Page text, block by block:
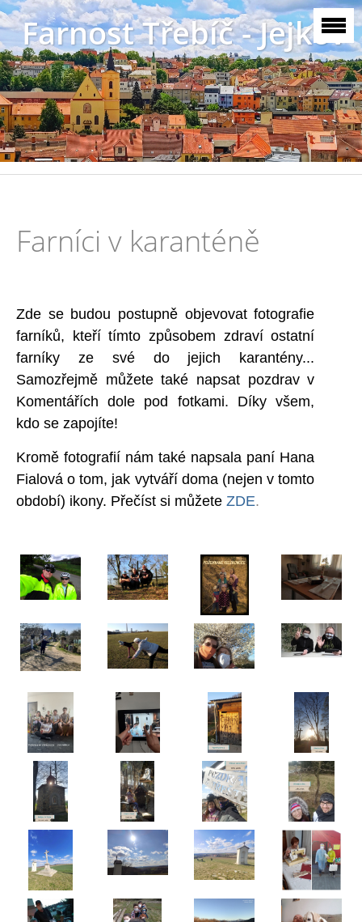
Farnost Třebíč - Jejkov
Farníci v karanténě
Zde se budou postupně objevovat fotografie
farníků, kteří tímto způsobem zdraví ostatní
farníky ze své do jejich karantény...
Samozřejmě můžete také napsat pozdrav v
Komentářích dole pod fotkami. Díky všem,
kdo se zapojíte!
Kromě fotografií nám také napsala paní Hana
Fialová o tom, jak vytváří doma (nejen v tomto
období) ikony. Přečíst si můžete ZDE.